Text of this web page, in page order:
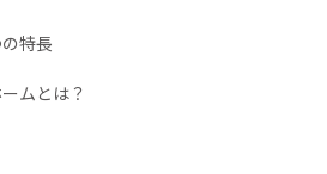
特長
ムとは？